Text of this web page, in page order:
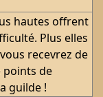
hautes offrent
Plus elles
recevrez de
points de
guilde !